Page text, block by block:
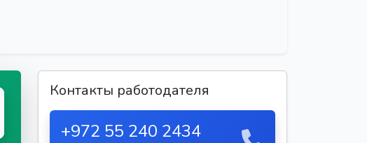
Контакты работодателя
+972 55 240 2434